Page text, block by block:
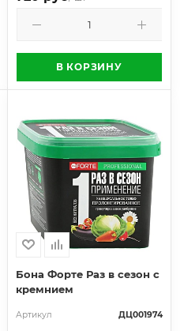
В КОРЗИНУ
Бона Форте Раз в сезон с
кремнием
Артикул ДЦ001974